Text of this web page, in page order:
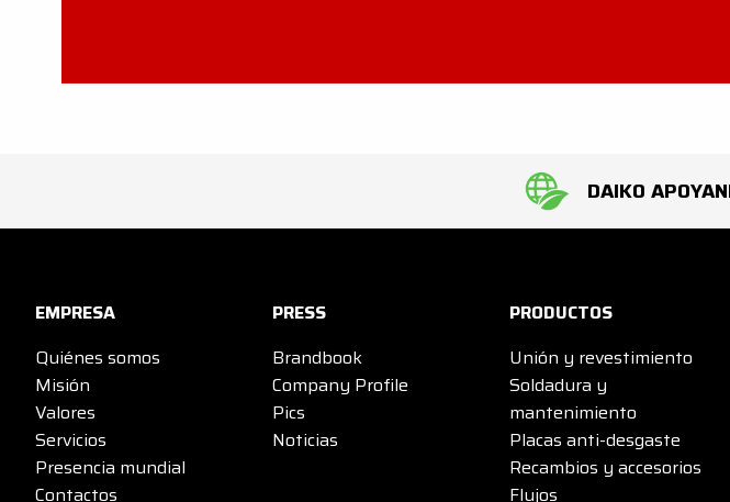
DAIKO
EMPRESA
Quiénes somos
Misión
Valores
Servicios
Presencia mundial
Contactos
PRESS
Brandbook
Company Profile
Pics
Noticias
PRODUCTOS
Unión y revestimiento
Soldadura y
mantenimiento
Placas anti-desgaste
Recambios y accesorios
Flujos